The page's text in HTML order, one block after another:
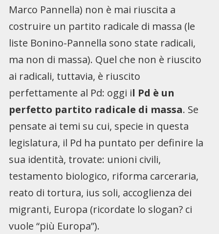
Marco Pannella) non è mai riuscita a
costruire un partito radicale di massa (le
liste Bonino-Pannella sono state radicali,
ma non di massa). Quel che non è riuscito
ai radicali, tuttavia, è riuscito
perfettamente al Pd: oggi il Pd è un
perfetto partito radicale di massa. Se
pensate ai temi su cui, specie in questa
legislatura, il Pd ha puntato per definire la
sua identità, trovate: unioni civili,
testamento biologico, riforma carceraria,
reato di tortura, ius soli, accoglienza dei
migranti, Europa (ricordate lo slogan? ci
vuole “più Europa”).